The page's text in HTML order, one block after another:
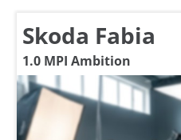
Skoda Fabia
1.0 MPI Ambition